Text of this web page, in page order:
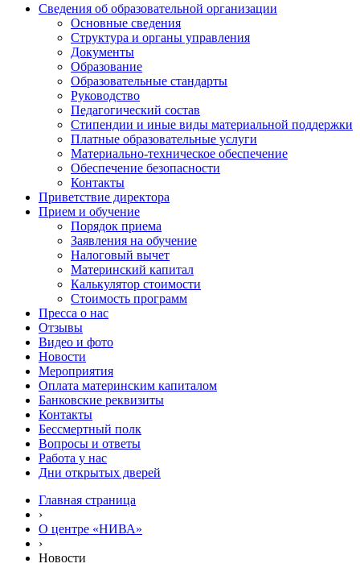
Сведения об образовательной организации
Основные сведения
Структура и органы управления
Документы
Образование
Образовательные стандарты
Руководство
Педагогический состав
Стипендии и иные виды материальной поддержки
Платные образовательные услуги
Материально-техническое обеспечение
Обеспечение безопасности
Контакты
Приветствие директора
Прием и обучение
Порядок приема
Заявления на обучение
Налоговый вычет
Материнский капитал
Калькулятор стоимости
Стоимость программ
Пресса о нас
Отзывы
Видео и фото
Новости
Мероприятия
Оплата материнским капиталом
Банковские реквизиты
Контакты
Бессмертный полк
Вопросы и ответы
Работа у нас
Дни открытых дверей
Главная страница
›
О центре «НИВА»
›
Новости